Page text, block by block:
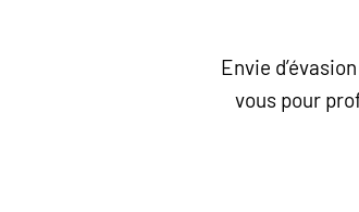
Envie
vous pour